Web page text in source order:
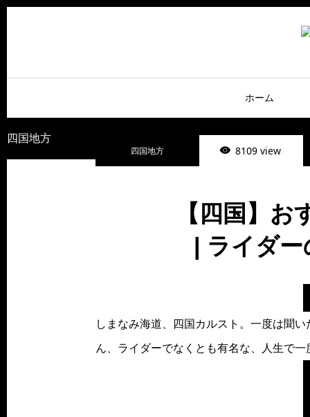
ホーム
四国地方
四国地方
8109 view
【四国】
| ライダ
しまなみ海道、四国カルスト。一度は聞
ん、ライダーでなくとも有名な、人生で